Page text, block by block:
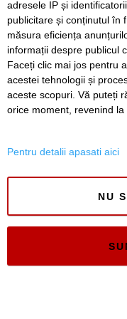
Politica
adresele IP și
publicitare și conținutul în
măsura eficiența
informații despre publicul
Faceți clic mai jos pentru
acestei tehnologii și
aceste scopuri. Vă puteți
orice moment, revenind la
Pentru detalii apasati aici
NU